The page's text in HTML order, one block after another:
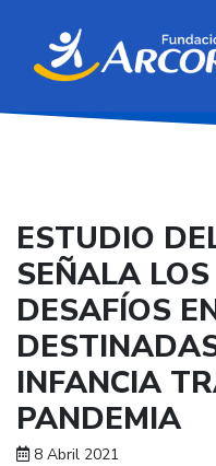
ESTUDIO
SEÑALA
DESAFÍOS
INFANCIA
PANDEMIA
8 Abril 2021